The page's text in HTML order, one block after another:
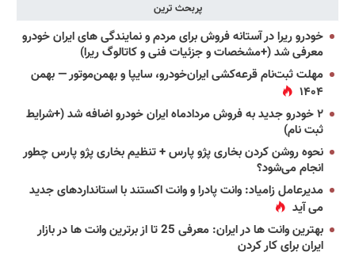
پربحث ترین
خودرو ریرا در آستانه فروش برای مردم و نمایندگی های ایران خودرو
معرفی شد (+مشخصات و جزئیات فنی و کاتالوگ ریرا)
مهلت ثبت‌نام قرعه‌کشی ایران‌خودرو، سایپا و بهمن‌موتور — بهمن
۱۴۰۴
۲ خودرو جدید به فروش مردادماه ایران خودرو اضافه شد (+شرایط
ثبت نام)
نحوه روشن کردن بخاری پژو پارس + تنظیم بخاری پژو پارس چطور
انجام می‌شود؟
مدیرعامل زامیاد: وانت پادرا و وانت اکستند با استانداردهای جدید
می آید
بهترین وانت ها در ایران: معرفی 25 تا از برترین وانت ها در بازار
ایران برای کار کردن